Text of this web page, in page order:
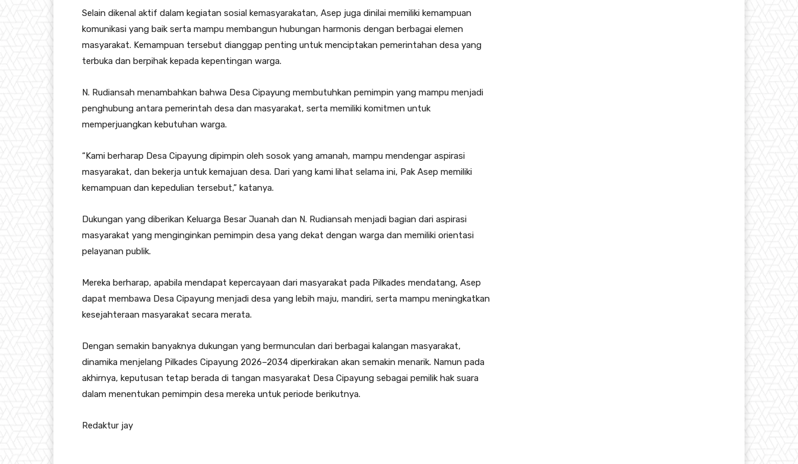
Selain dikenal aktif dalam kegiatan sosial kemasyarakatan, Asep juga dinilai memiliki kemampuan
komunikasi yang baik serta mampu membangun hubungan harmonis dengan berbagai elemen
masyarakat. Kemampuan tersebut dianggap penting untuk menciptakan pemerintahan desa yang
terbuka dan berpihak kepada kepentingan warga.
N. Rudiansah menambahkan bahwa Desa Cipayung membutuhkan pemimpin yang mampu menjadi
penghubung antara pemerintah desa dan masyarakat, serta memiliki komitmen untuk
memperjuangkan kebutuhan warga.
“Kami berharap Desa Cipayung dipimpin oleh sosok yang amanah, mampu mendengar aspirasi
masyarakat, dan bekerja untuk kemajuan desa. Dari yang kami lihat selama ini, Pak Asep memiliki
kemampuan dan kepedulian tersebut,” katanya.
Dukungan yang diberikan Keluarga Besar Juanah dan N. Rudiansah menjadi bagian dari aspirasi
masyarakat yang menginginkan pemimpin desa yang dekat dengan warga dan memiliki orientasi
pelayanan publik.
Mereka berharap, apabila mendapat kepercayaan dari masyarakat pada Pilkades mendatang, Asep
dapat membawa Desa Cipayung menjadi desa yang lebih maju, mandiri, serta mampu meningkatkan
kesejahteraan masyarakat secara merata.
Dengan semakin banyaknya dukungan yang bermunculan dari berbagai kalangan masyarakat,
dinamika menjelang Pilkades Cipayung 2026–2034 diperkirakan akan semakin menarik. Namun pada
akhirnya, keputusan tetap berada di tangan masyarakat Desa Cipayung sebagai pemilik hak suara
dalam menentukan pemimpin desa mereka untuk periode berikutnya.
Redaktur jay